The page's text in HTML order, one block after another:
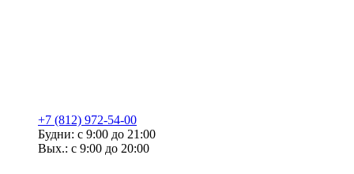
+7 (812) 972-54-00
Будни: с 9:00 до 21:00
Вых.: с 9:00 до 20:00